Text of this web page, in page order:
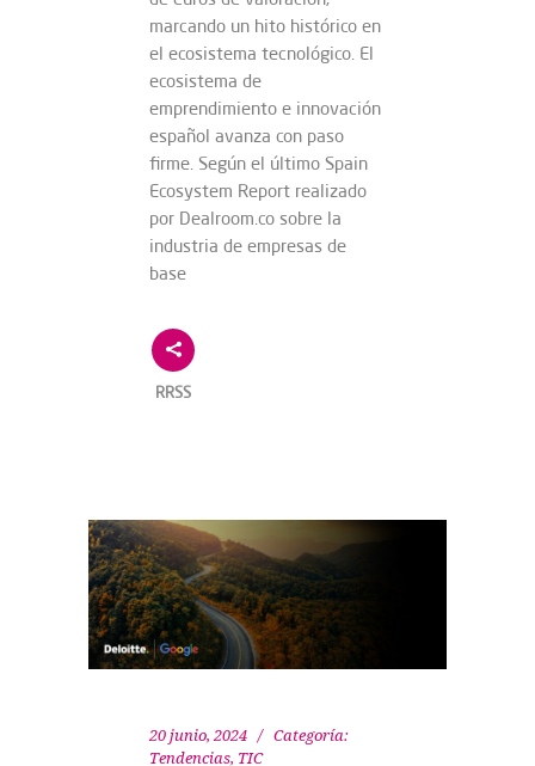
marcando un hito histórico en
el ecosistema tecnológico. El
ecosistema de
emprendimiento e innovación
español avanza con paso
firme. Según el último Spain
Ecosystem Report realizado
por Dealroom.co sobre la
industria de empresas de
base
RRSS
20 junio, 2024
Categoría:
Tendencias, TIC